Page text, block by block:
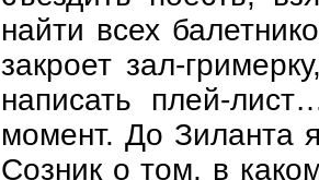
найти всех
закроет зал-
написать плей-
момент. До Зиланта
Созник о том, в